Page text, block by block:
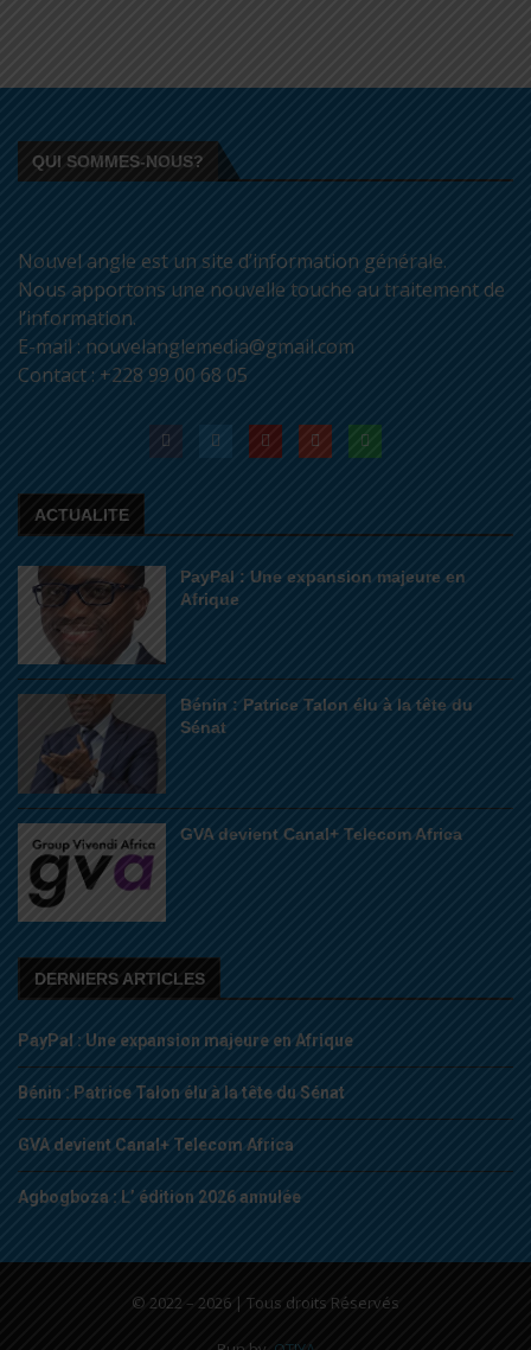
QUI SOMMES-NOUS?
Nouvel angle est un site d’information générale.
Nous apportons une nouvelle touche au traitement de
l’information.
E-mail : nouvelanglemedia@gmail.com
Contact : +228 99 00 68 05
ACTUALITE
PayPal : Une expansion majeure en
Afrique
Bénin : Patrice Talon élu à la tête du
Sénat
GVA devient Canal+ Telecom Africa
DERNIERS ARTICLES
PayPal : Une expansion majeure en Afrique
Bénin : Patrice Talon élu à la tête du Sénat
GVA devient Canal+ Telecom Africa
Agbogboza : L’ édition 2026 annulée
© 2022 – 2026 | Tous droits Réservés